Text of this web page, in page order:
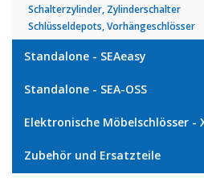
Schalterzylinder, Zylinderschalter
Schlüsseldepots, Vorhängeschlösser
Standalone - SEAeasy
Standalone - SEA-OSS
Elektronische Möbelschlösser -
Zubehör und Ersatzteile